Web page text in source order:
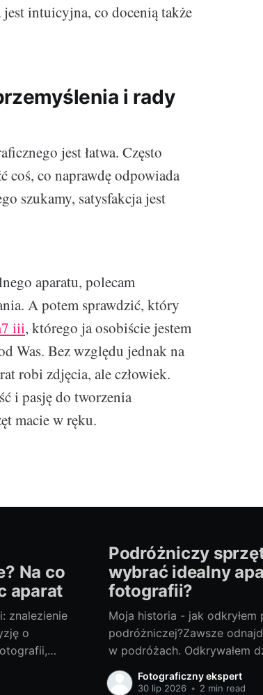
jest intuicyjna, co docenią także
i rady
jest łatwa. Często
coś, co naprawdę odpowiada
szukamy, satysfakcja jest
aparatu, polecam
A potem sprawdzić, który
iii, którego ja osobiście jestem
Was. Bez względu jednak na
robi zdjęcia, ale człowiek.
i pasję do tworzenia
macie w ręku.
Na co
aparat
znalezienie
o
Podróżniczy
wybrać idealny
fotografii?
Moja historia - jak
podróżniczej?Zawsze
w podróżach. Odkrywałem
wiązane z lokalnymi
miasteczka i tętniące życiem
Fotograficzny ekspert
30 lip 2026 • 2 min read